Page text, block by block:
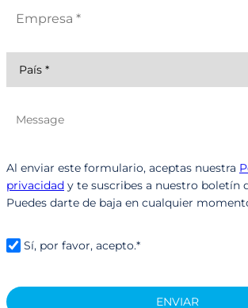
Al enviar este formulario, aceptas nuestra
privacidad y te suscribes a nuestro boletín
Puedes darte de baja en cualquier
Sí, por favor, acepto.*
ENVIAR